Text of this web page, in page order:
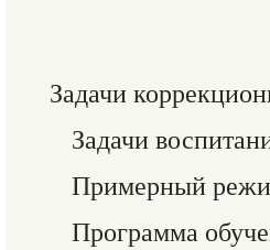
Задачи
Задачи
Примерный
Программа